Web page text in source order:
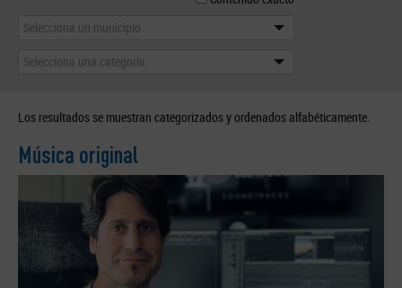
Selecciona un municipio
Selecciona una categoría
Los resultados se muestran categorizados y ordenados alfabéticamente.
Música original